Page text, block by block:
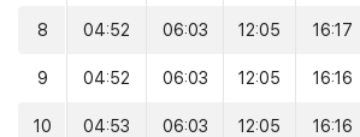
8 04:52 06:03 12:05 16:17
9 04:52 06:03 12:05 16:16
10 04:53 06:03 12:05 16:16